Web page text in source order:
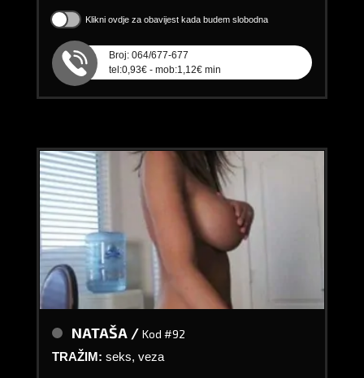
Klikni ovdje za obavijest kada budem slobodna
Broj: 064/677-677
tel:0,93€ - mob:1,12€ min
NATAŠA / Kod #92
TRAŽIM: seks, veza